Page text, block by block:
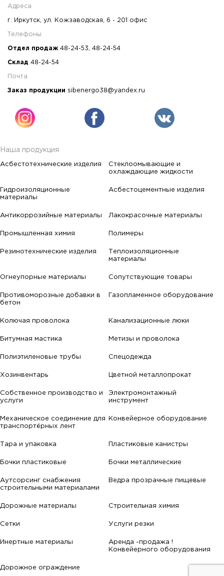
Адреса
г. Иркутск, ул. Кожзаводская, 6 - 201 офис
Телефоны
Отдел продаж 48-24-53 48-24-54
Склад 48-24-54
Почта
Заказ продукции sibenergo38@yandex.ru
Наша продукция
Асбестотехнические изделия
Стеклоомывающие и
охлаждающие жидкости
Гидроизоляционные
материалы
Асбестоцементные изделия
Антикоррозийные материалы Лакокрасочные материалы
Промышленная химия Полимеры
Резинотехнические изделия
Теплоизоляционные
материалы
Огнеупорные материалы Сопутствующие товары
Противоморозные добавки в
бетон
Газопламенное оборудование
Колючая проволока Канализационные люки
Битумная мастика Метизы и проволока
Полиэтиленовые трубы Спецодежда
Хозинвентарь Цветной металлопрокат
Собственное производство и
услуги
Электромонтажный
инструмент
Механическое соединение для
транспортёрных лент
Конвейерное оборудование
Тара и упаковка Пластиковые канистры
Бочки пластиковые Бочки металлические
Аутсорсинг снабжения
строительными материалами
Ведра прозрачные пищевые
Дорожные материалы Строительная химия
Сетки Услуги резки
Инертные материалы
Аренда -продажа !
Конвейерного оборудования
Дорожное ограждение